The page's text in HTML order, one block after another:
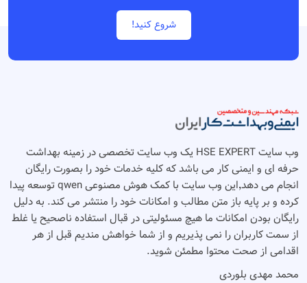
شروع کنید!
وب سایت HSE EXPERT یک وب سایت تخصصی در زمینه بهداشت
حرفه ای و ایمنی کار می باشد که کلیه خدمات خود را بصورت رایگان
انجام می دهد٬‌این وب سایت با کمک هوش مصنوعی qwen توسعه پیدا
کرده و بر پایه باز متن مطالب و امکانات خود را منتشر می کند. به دلیل
رایگان بودن امکانات ما هیچ مسئولیتی در قبال استفاده ناصحیح یا غلط
از سمت کاربران را نمی پذیریم و از شما خواهش مندیم قبل از هر
اقدامی از صحت محتوا مطمئن شوید.
محمد مهدی بلوردی